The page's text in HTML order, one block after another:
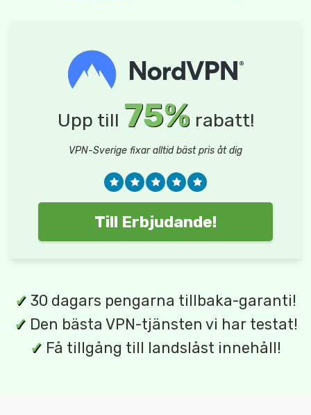
Upp till 75% rabatt!
VPN-Sverige fixar alltid bäst pris åt dig
Till Erbjudande!
✓ 30 dagars pengarna tillbaka-garanti!
✓ Den bästa VPN-tjänsten vi har testat!
✓ Få tillgång till landslåst innehåll!